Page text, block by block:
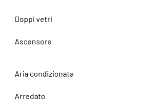
Doppi vetri
Ascensore
Aria condizionata
Arredato